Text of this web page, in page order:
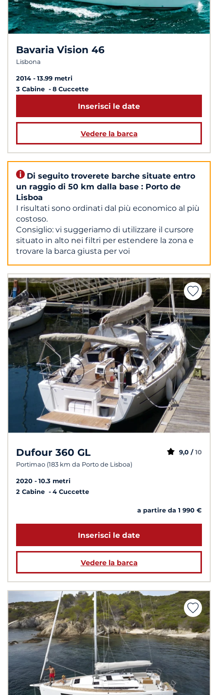
Bavaria Vision 46
Lisbona
2014
13.99 metri
3 Cabine
8 Cuccette
Inserisci le date
Vedere la barca
Di seguito troverete barche situate entro
un raggio di 50 km dalla base : Porto de
Lisboa
I risultati sono ordinati dal più economico al più
costoso.
Consiglio: vi suggeriamo di utilizzare il cursore
situato in alto nei filtri per estendere la zona e
trovare la barca giusta per voi
Dufour 360 GL
Portimao (183 km da Porto de Lisboa)
9,0 / 10
2020
10.3 metri
2 Cabine
4 Cuccette
a partire da 1 990 €
Inserisci le date
Vedere la barca